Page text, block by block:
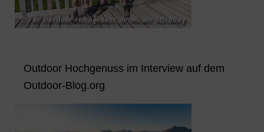
Outdoor Hochgenuss im Interview auf dem
Outdoor-Blog.org